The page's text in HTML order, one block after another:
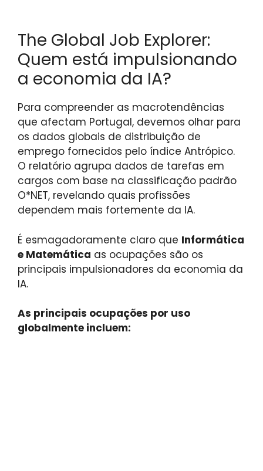
The Global Job Explorer:
Quem está impulsionando
a economia da IA?
Para compreender as macrotendências
que afectam Portugal, devemos olhar para
os dados globais de distribuição de
emprego fornecidos pelo índice Antrópico.
O relatório agrupa dados de tarefas em
cargos com base na classificação padrão
O*NET, revelando quais profissões
dependem mais fortemente da IA.
É esmagadoramente claro que Informática
e Matemática as ocupações são os
principais impulsionadores da economia da
IA.
As principais ocupações por uso
globalmente incluem: